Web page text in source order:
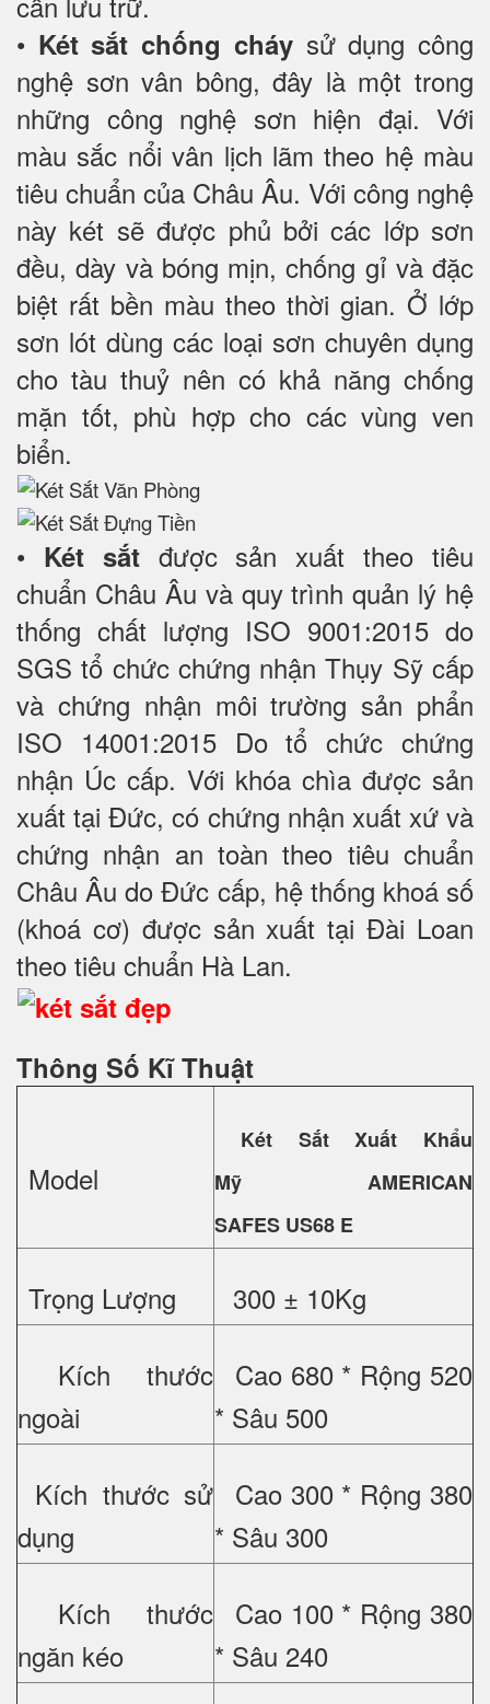
• Két sắt chống cháysử dụng công
nghệ sơn vân bông, đây là một trong
những công nghệ sơn hiện đại. Với
màu sắc nổi vân lịch lãm theo hệ màu
tiêu chuẩn của Châu Âu. Với công nghệ
này két sẽ được phủ bởi các lớp sơn
đều, dày và bóng mịn, chống gỉ và đặc
biệt rất bền màu theo thời gian. Ở lớp
sơn lót dùng các loại sơn chuyên dụng
cho tàu thuỷ nên có khả năng chống
mặn tốt, phù hợp cho các vùng ven
biển.
• Két sắtđược sản xuất theo tiêu
chuẩn Châu Âu và quy trình quản lý hệ
thống chất lượng ISO 9001:2015 do
SGS tổ chức chứng nhận Thụy Sỹ cấp
và chứng nhận môi trường sản phẩn
ISO 14001:2015 Do tổ chức chứng
nhận Úc cấp. Với khóa chìa được sản
xuất tại Đức, có chứng nhận xuất xứ và
chứng nhận an toàn theo tiêu chuẩn
Châu Âu do Đức cấp, hệ thống khoá số
(khoá cơ) được sản xuất tại Đài Loan
theo tiêu chuẩn Hà Lan.
Thông Số Kĩ Thuật
Model
Két Sắt Xuất Khẩu
Mỹ AMERICAN
SAFES US68 E
Trọng Lượng
300 ± 10Kg
Kích thước
ngoài
Cao 680 * Rộng 520
* Sâu 500
Kích thước sử
dụng
Cao 300 * Rộng 380
* Sâu 300
Kích thước
ngăn kéo
Cao 100 * Rộng 380
* Sâu 240